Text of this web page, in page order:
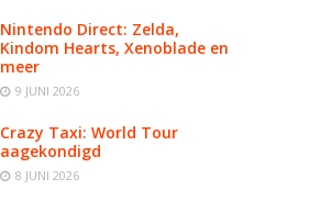
Nintendo Direct: Zelda,
Kindom Hearts, Xenoblade en
meer
9 JUNI 2026
Crazy Taxi: World Tour
aagekondigd
8 JUNI 2026